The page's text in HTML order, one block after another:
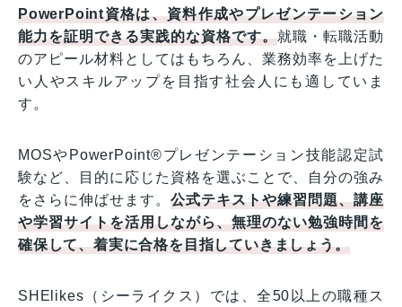
PowerPoint資格は、資料作成やプレゼンテーション
能力を証明できる実践的な資格です。就職・転職活動
のアピール材料としてはもちろん、業務効率を上げた
い人やスキルアップを目指す社会人にも適していま
す。
MOSやPowerPoint®プレゼンテーション技能認定試
験など、目的に応じた資格を選ぶことで、自分の強み
をさらに伸ばせます。公式テキストや練習問題、講座
や学習サイトを活用しながら、無理のない勉強時間を
確保して、着実に合格を目指していきましょう。
SHElikes（シーライクス）では、全50以上の職種ス